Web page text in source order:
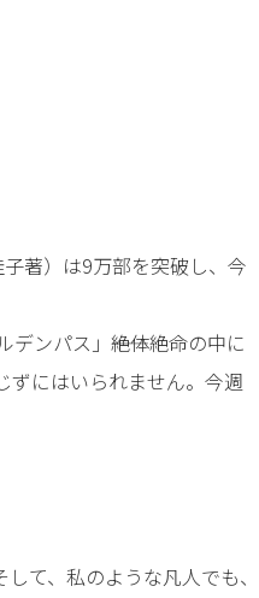
著）は9万部を突破し、今
ンパス」――絶体絶命の中に
ずにはいられません。今週
て、私のような凡人でも、